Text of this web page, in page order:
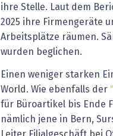
ihre Stelle. Laut dem
2025 ihre Firmengeräte
Arbeitsplätze räumen.
wurden beglichen.
Einen weniger starken
World. Wie ebenfalls der
für Büroartikel bis Ende
nämlich jene in Bern,